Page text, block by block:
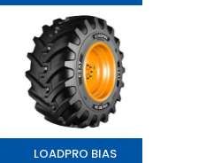
LOADPRO BIAS